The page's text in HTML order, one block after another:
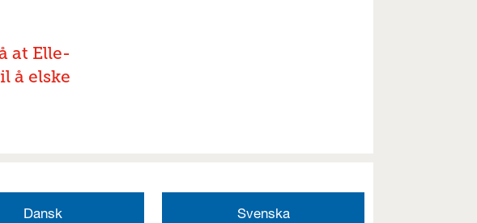
at Elle-
å elske
Dansk Svenska